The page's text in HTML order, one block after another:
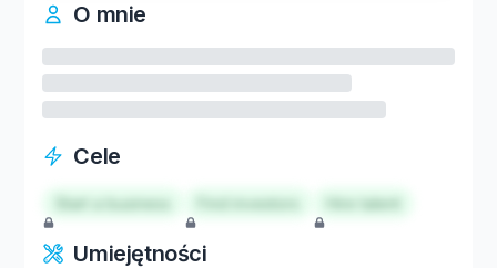
O mnie
Cele
Start a business Hire talent
Umiejętności